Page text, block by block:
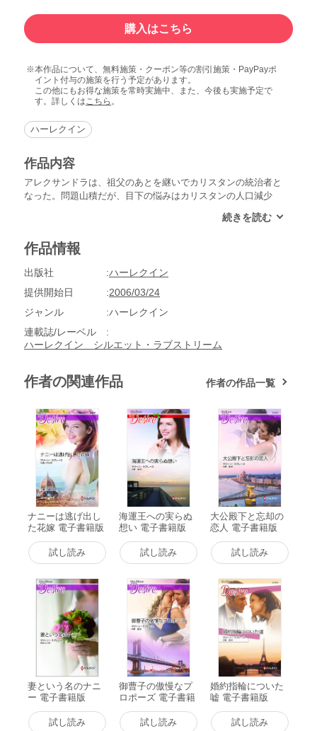
購入はこちら
本作品について、無料施策・クーポン等の割引施策・PayPayポ
イント付与の施策を行う予定があります。
この他にもお得な施策を常時実施中、また、今後も実施予定で
す。詳しくはこちら 。
ハーレクイン
作品内容
アレクサンドラは、祖父のあとを継いでカリスタンの統治者と
なった。問題山積だが、目下の悩みはカリスタンの人口減少
ドラを含め、若い女性ばかりが余っている。ある日彼女は、ア
のよい名馬と見ばえのよい男性。ネイト・スローンと名乗る男
領メッセージを携えてきたとのこと。いったいどういう意味？
作品情報
出版社
ハーレクイン
提供開始日
2006/03/24
ジャンル
ハーレクイン
連載誌/レーベル
ハーレクイン シルエット・ラブストリーム
作者の関連作品 作者の作品一覧
ナニーは逃げ出し
た花嫁 電子書籍版
試し読み
海運王への実らぬ
想い 電子書籍版
試し読み
大公殿下と忘却の
恋人 電子書籍版
試し読み
妻という名のナニ
ー 電子書籍版
試し読み
御曹子の傲慢なプ
ロポーズ 電子書籍
試し読み
婚約指輪についた
嘘 電子書籍版
試し読み